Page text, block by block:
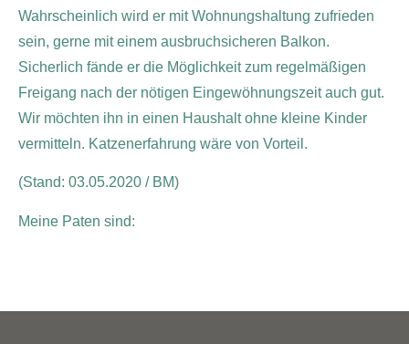
Wahrscheinlich wird er mit Wohnungshaltung zufrieden
sein, gerne mit einem ausbruchsicheren Balkon.
Sicherlich fände er die Möglichkeit zum regelmäßigen
Freigang nach der nötigen Eingewöhnungszeit auch gut.
Wir möchten ihn in einen Haushalt ohne kleine Kinder
vermitteln. Katzenerfahrung wäre von Vorteil.
(Stand: 03.05.2020 / BM)
Meine Paten sind: